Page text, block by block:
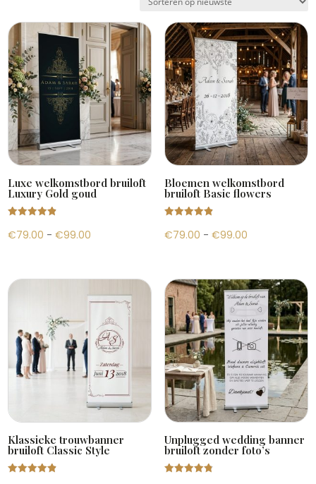
Luxe welkomstbord bruiloft
Luxury Gold goud
d
4.88
€79.00 - €99.00
Bloemen welkomstbord
bruiloft Basic flowers
d
4.94
€79.00 - €99.00Prijsklasse:
€99.00
Klassieke trouwbanner
bruiloft Classic Style
Unplugged wedding banner
bruiloft zonder foto’s